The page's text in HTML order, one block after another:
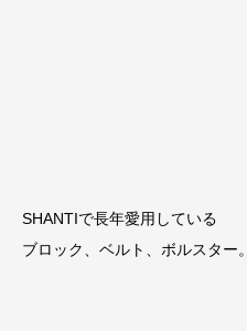
SHANTIで長年愛用している
ブロック、ベルト、ボルスター。